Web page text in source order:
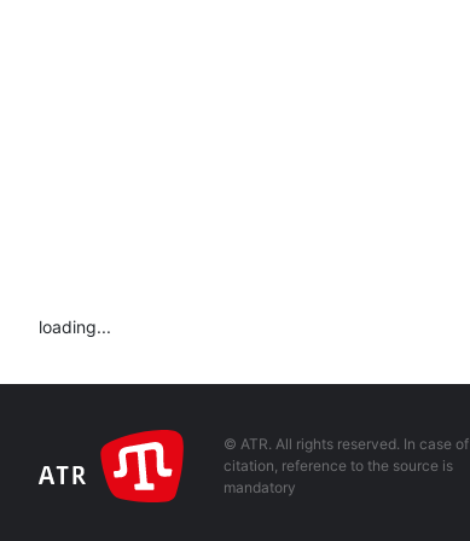
loading...
© ATR. All rights reserved. In case of
citation, reference to the source is
mandatory